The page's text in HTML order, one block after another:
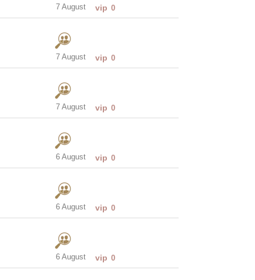
7 August vip 0
7 August vip 0
7 August vip 0
6 August vip 0
6 August vip 0
6 August vip 0